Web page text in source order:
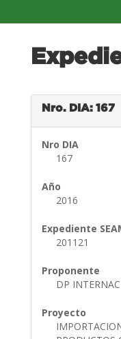
Nro. DIA: 167
Nro DIA
167
Año
2016
Expediente
201121
Proponente
DP
Proyecto